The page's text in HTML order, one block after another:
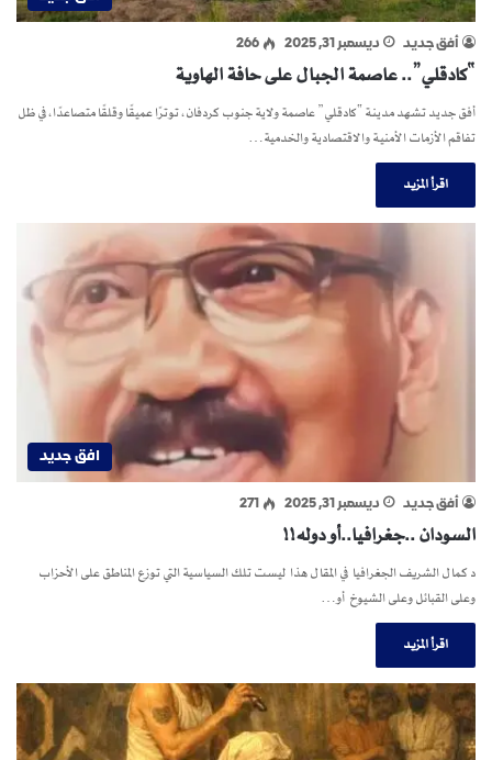
أفق جديد ديسمبر 31, 2025 266
“كادقلي”.. عاصمة الجبال على حافة الهاوية
أفق جديد تشهد مدينة “كادقلي” عاصمة ولاية جنوب كردفان، توترًا عميقًا وقلقًا متصاعدًا، في ظل
تفاقم الأزمات الأمنية والاقتصادية والخدمية…
اقرأ المزيد
افق جديد
أفق جديد ديسمبر 31, 2025 271
السودان ..جغرافيا..أو دوله!!
د كمال الشريف الجغرافيا في المقال هذا ليست تلك السياسية التي توزع المناطق على الأحزاب
وعلى القبائل وعلى الشيوخ أو…
اقرأ المزيد